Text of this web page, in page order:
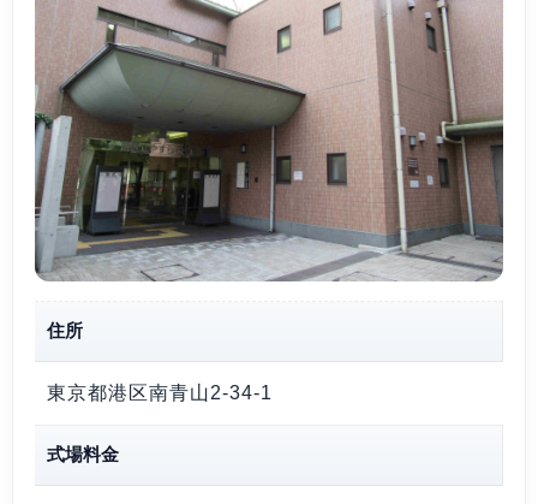
住所
東京都港区南青山2-34-1
式場料金